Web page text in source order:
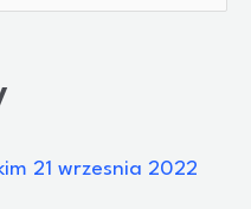
21 wrzesnia 2022